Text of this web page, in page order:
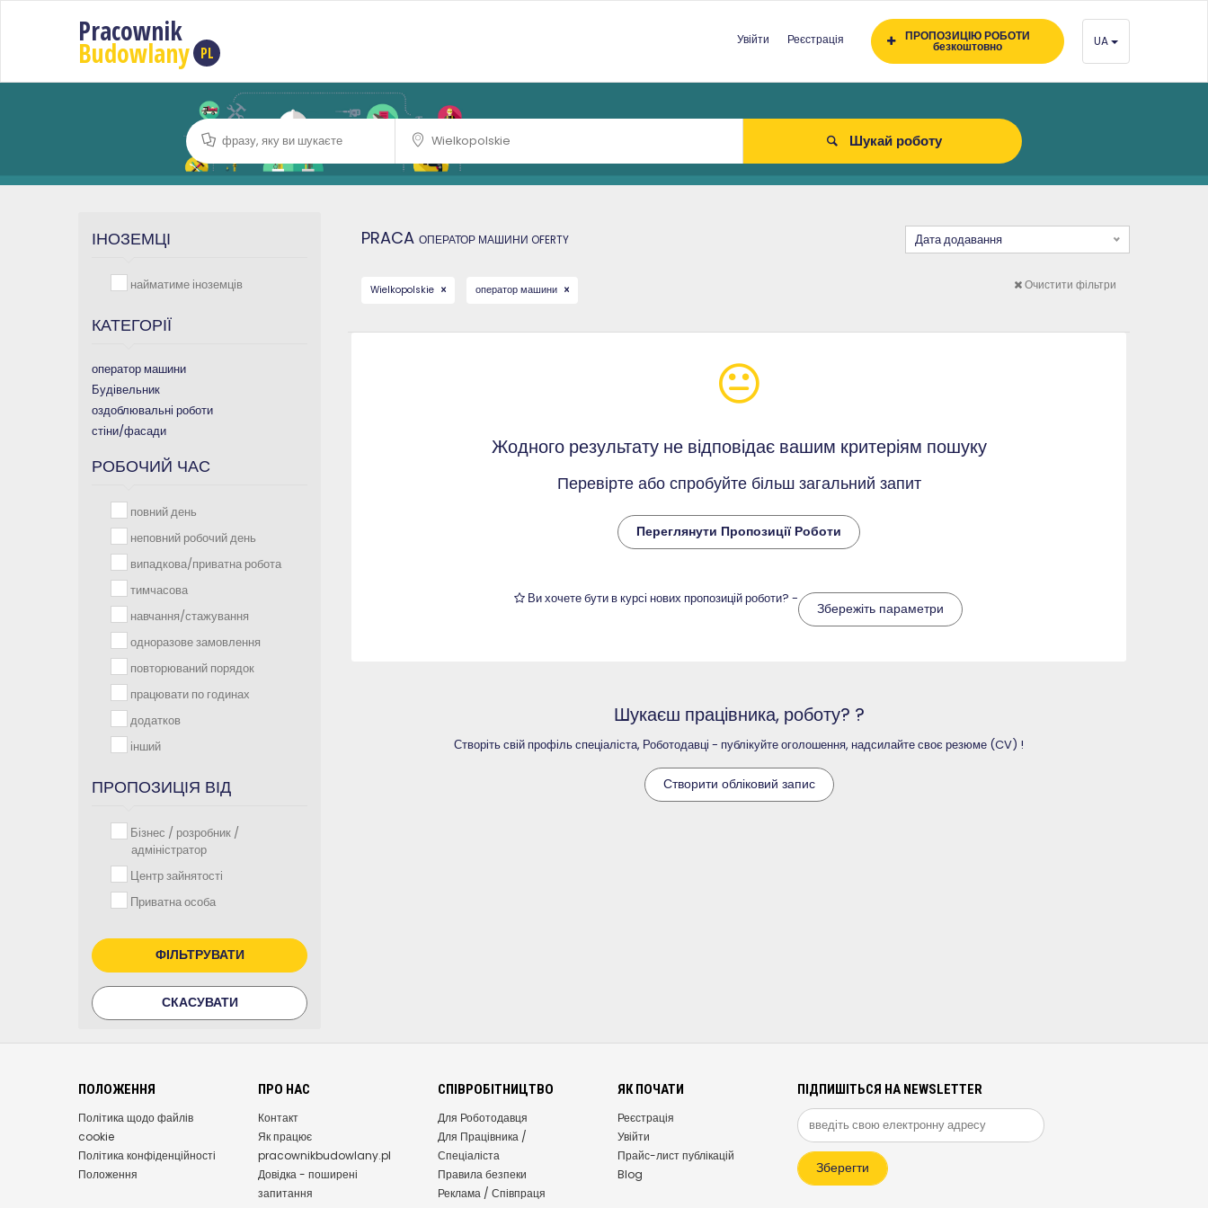
Pracownik
Budowlany PL
Увійти Реєстрація ПРОПОЗИЦІЮ РОБОТИ
безкоштовно UA
Шукай роботу
ІНОЗЕМЦІ
найматиме іноземців
КАТЕГОРІЇ
оператор машини
Будівельник
оздоблювальні роботи
стіни/фасади
РОБОЧИЙ ЧАС
повний день
неповний робочий день
випадкова/приватна робота
тимчасова
навчання/стажування
одноразове замовлення
повторюваний порядок
працювати по годинах
додатков
інший
ПРОПОЗИЦІЯ ВІД
Бізнес / розробник /
адміністратор
Центр зайнятості
Приватна особа
ФІЛЬТРУВАТИ
СКАСУВАТИ
PRACA ОПЕРАТОР МАШИНИ OFERTY Дата додавання
Wielkopolskie оператор машини Очистити фільтри
Жодного результату не відповідає вашим критеріям пошуку
Перевірте або спробуйте більш загальний запит
Переглянути Пропозиції Роботи
Ви хочете бути в курсі нових пропозицій роботи? -
Збережіть параметри
Шукаєш працівника, роботу? ?
Створіть свій профіль спеціаліста, Роботодавці - публікуйте оголошення, надсилайте своє резюме (CV) !
Створити обліковий запис
ПОЛОЖЕННЯ
Політика щодо файлів
cookie
Політика конфіденційності
Положення
ПРО НАС
Контакт
Як працює
pracownikbudowlany.pl
Довідка - поширені
запитання
СПІВРОБІТНИЦТВО
Для Роботодавця
Для Працівника /
Спеціаліста
Правила безпеки
Реклама / Співпраця
ЯК ПОЧАТИ
Реєстрація
Увійти
Прайс-лист публікацій
Blog
ПІДПИШІТЬСЯ НА NEWSLETTER
Зберегти